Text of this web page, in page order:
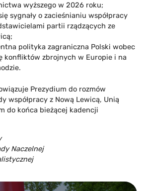
wyższego w 2026 roku;
sygnały o zacieśnianiu współpracy
partii rządzących ze
polityka zagraniczna Polski wobec
konfliktów zbrojnych w Europie i na
Prezydium do rozmów
współpracy z Nową Lewicą, Unią
do końca bieżącej kadencji
Naczelnej